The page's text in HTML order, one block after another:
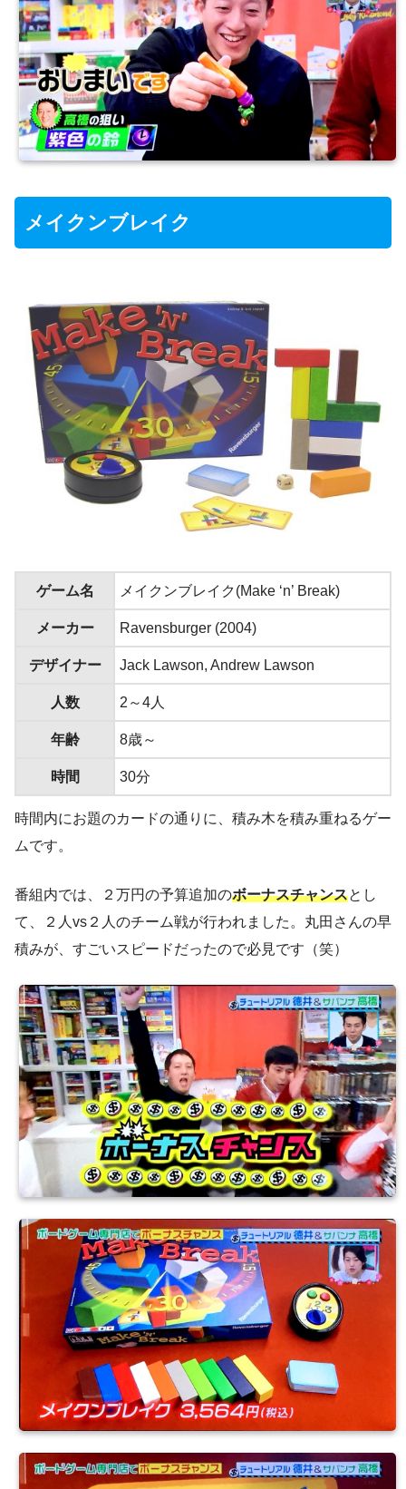
メイクンブレイク
ゲーム名 メイクンブレイク(Make ‘n’ Break)
メーカー Ravensburger (2004)
デザイナー Jack Lawson, Andrew Lawson
人数 2～4人
年齢 8歳～
時間 30分
時間内にお題のカードの通りに、積み木を積み重ねるゲー
ムです。
番組内では、２万円の予算追加のボーナスチャンスとし
て、２人vs２人のチーム戦が行われました。丸田さんの早
積みが、すごいスピードだったので必見です（笑）